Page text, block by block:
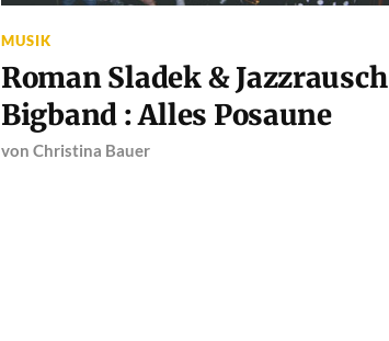
MUSIK
Roman Sladek & Jazzrausch
Bigband : Alles Posaune
von Christina Bauer